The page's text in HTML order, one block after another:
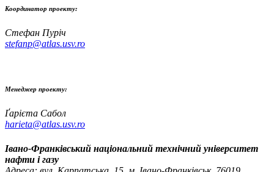
Координатор проекту:
Стефан Пуріч
stefanp@atlas.usv.ro
Менеджер проекту:
Ґарієта Сабол
harieta@atlas.usv.ro
Івано-Франківський національний технічний університет
нафти і газу